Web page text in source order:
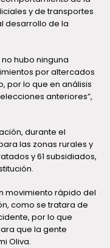
y de transportes
desarrollo de la
hubo ninguna
por altercados
por lo que en análisis
anteriores”,
durante el
las zonas rurales y
y 61 subsidiados,
movimiento rápido del
como se tratara de
por lo que
que la gente
Oliva.